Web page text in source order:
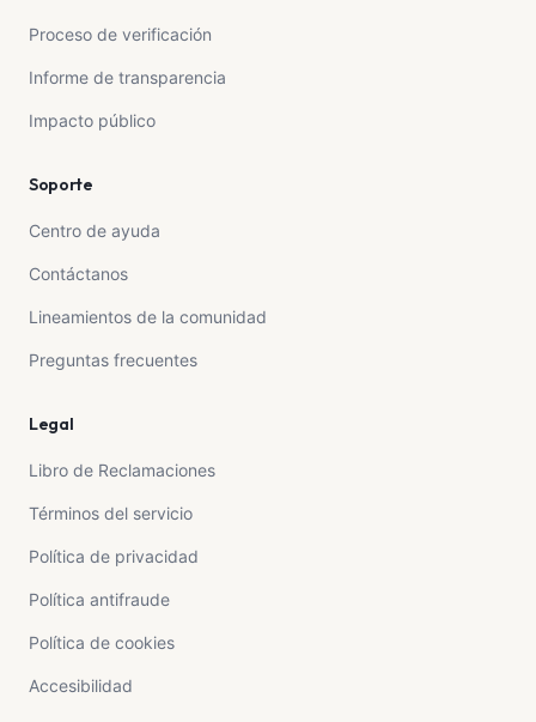
Proceso de verificación
Informe de transparencia
Impacto público
Soporte
Centro de ayuda
Contáctanos
Lineamientos de la comunidad
Preguntas frecuentes
Legal
Libro de Reclamaciones
Términos del servicio
Política de privacidad
Política antifraude
Política de cookies
Accesibilidad